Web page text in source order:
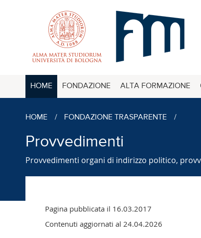
HOME FONDAZIONE ALTA FORMAZIONE
HOME / FONDAZIONE TRASPARENTE /
Provvedimenti
Provvedimenti organi di indirizzo politico,
Pagina pubblicata il 16.03.2017
Contenuti aggiornati al 24.04.2026